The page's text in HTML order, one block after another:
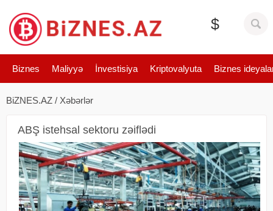
$
Biznes Maliyyə İnvestisiya Kriptovalyuta Biznes
BiZNES.AZ / Xəbərlər
ABŞ istehsal sektoru zəiflədi